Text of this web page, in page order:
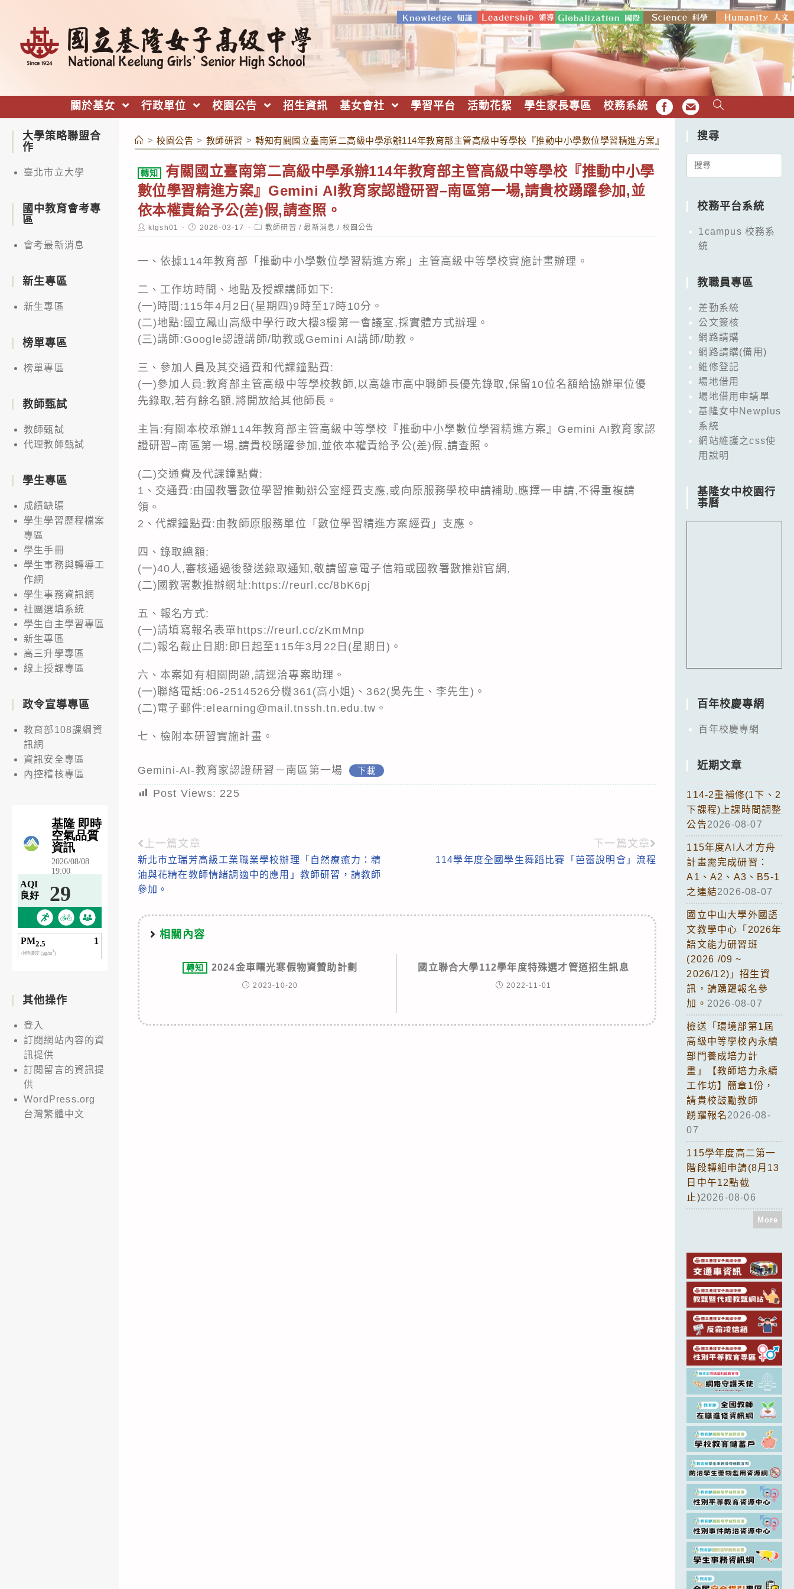
關於基女 行政單位 校園公告 招生資訊 基女會社 學習平台 活動花絮 學生家長專區 校務系統 FB EMAIL
> 校園公告 > 教師研習 > 轉知有關國立臺南第二高級中學承辦114年教育部主管高級中等學校『推動中小學數位學習精進方案』Gemini AI教育家認證研習–南
轉知
有關國立臺南第二高級中學承辦114年教育部主管高級中等學校『推動中小學
數位學習精進方案』Gemini AI教育家認證研習–南區第一場,請貴校踴躍參加,並
依本權責給予公(差)假,請查照。
Post
author:
klgsh01
Post
published:
2026-03-17
Post
category:
教師研習 / 最新消息 / 校園公告
一、依據114年教育部「推動中小學數位學習精進方案」主管高級中等學校實施計畫辦理。
二、工作坊時間、地點及授課講師如下:
(一)時間:115年4月2日(星期四)9時至17時10分。
(二)地點:國立鳳山高級中學行政大樓3樓第一會議室,採實體方式辦理。
(三)講師:Google認證講師/助教或Gemini AI講師/助教。
三、參加人員及其交通費和代課鐘點費:
(一)參加人員:教育部主管高級中等學校教師,以高雄市高中職師長優先錄取,保留10位名額給協辦單位優
先錄取,若有餘名額,將開放給其他師長。
主旨:有關本校承辦114年教育部主管高級中等學校『推動中小學數位學習精進方案』Gemini AI教育家認
證研習–南區第一場,請貴校踴躍參加,並依本權責給予公(差)假,請查照。
(二)交通費及代課鐘點費:
1、交通費:由國教署數位學習推動辦公室經費支應,或向原服務學校申請補助,應擇一申請,不得重複請
領。
2、代課鐘點費:由教師原服務單位「數位學習精進方案經費」支應。
四、錄取總額:
(一)40人,審核通過後發送錄取通知,敬請留意電子信箱或國教署數推辦官網,
(二)國教署數推辦網址:https://reurl.cc/8bK6pj
五、報名方式:
(一)請填寫報名表單 https://reurl.cc/zKmMnp
(二)報名截止日期:即日起至115年3月22日(星期日)。
六、本案如有相關問題,請逕洽專案助理。
(一)聯絡電話:06-2514526分機361(高小姐)、362(吳先生、李先生)。
(二)電子郵件:elearning@mail.tnssh.tn.edu.tw。
七、檢附本研習實施計畫。
Gemini-AI-教育家認證研習－南區第一場 下載
Post Views: 225
Read
more
articles
上一篇文章
新北市立瑞芳高級工業職業學校辦理「自然療癒力：精
油與花精在教師情緒調適中的應用」教師研習，請教師
參加。
下一篇文章
114學年度全國學生舞蹈比賽「芭蕾說明會」流程
相關內容
轉知 2024金車曙光寒假物資贊助計劃
2023-10-20
國立聯合大學112學年度特殊選才管道招生訊息
2022-11-01
大學策略聯盟合
作
臺北市立大學
國中教育會考專
區
會考最新消息
新生專區
新生專區
榜單專區
榜單專區
教師甄試
教師甄試
代理教師甄試
學生專區
成績缺曠
學生學習歷程檔案
專區
學生手冊
學生事務與轉導工
作網
學生事務資訊網
社團選填系統
學生自主學習專區
新生專區
高三升學專區
線上授課專區
政令宣導專區
教育部108課綱資
訊網
資訊安全專區
內控稽核專區
其他操作
登入
訂閱網站內容的資
訊提供
訂閱留言的資訊提
供
WordPress.org
台灣繁體中文
搜尋
Search
校務平台系統
1campus 校務系
統
教職員專區
差勤系統
公文簽核
網路請購
網路請購(備用)
維修登記
場地借用
場地借用申請單
基隆女中Newplus
系統
網站維護之css使
用說明
基隆女中校園行
事曆
百年校慶專網
百年校慶專網
近期文章
114-2重補修(1下、2
下課程)上課時間調整
公告2026-08-07
115年度AI人才方舟
計畫需完成研習：
A1、A2、A3、B5-1
之連結2026-08-07
國立中山大學外國語
文教學中心「2026年
語文能力研習班
(2026 /09 ~
2026/12)」招生資
訊，請踴躍報名參
加。 2026-08-07
檢送「環境部第1屆
高級中等學校內永續
部門養成培力計
畫」【教師培力永續
工作坊】簡章1份，
請貴校鼓勵教師
踴躍報名2026-08-
07
115學年度高二第一
階段轉組申請(8月13
日中午12點截
止)2026-08-06
More